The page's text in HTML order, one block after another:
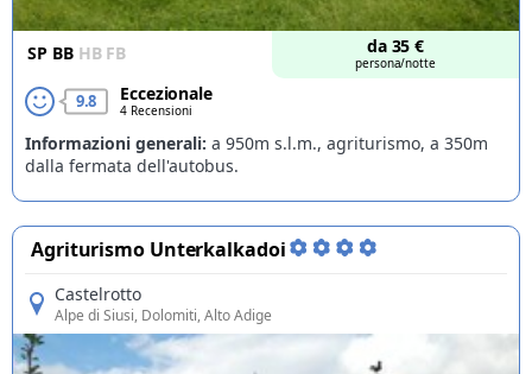
SP BB HB FB da 35 €
persona/notte
9.8 Eccezionale
4 Recensioni
Informazioni generali: a 950m s.l.m., agriturismo, a 350m
dalla fermata dell'autobus.
Agriturismo Unterkalkadoi
Castelrotto
Alpe di Siusi, Dolomiti, Alto Adige